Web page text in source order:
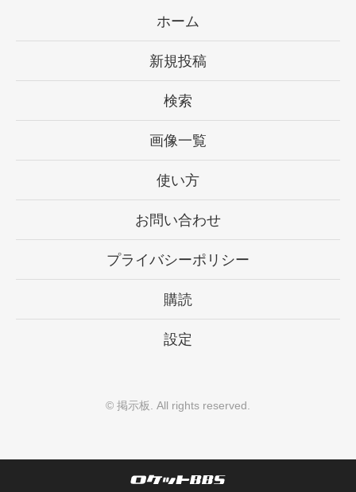
ホーム
新規投稿
検索
画像一覧
使い方
お問い合わせ
プライバシーポリシー
購読
設定
© 掲示板 . All rights reserved.